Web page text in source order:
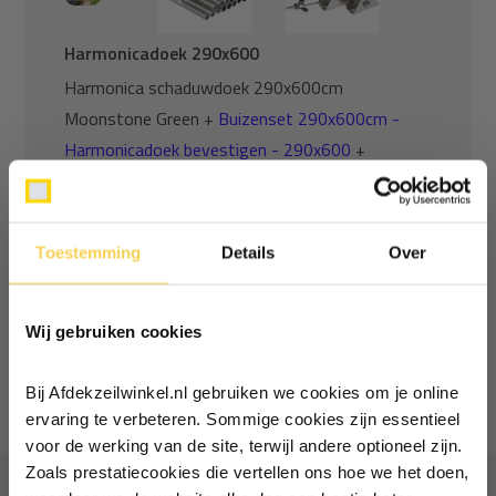
Toestemming Details Over
Wij gebruiken cookies
Bij Afdekzeilwinkel.nl gebruiken we cookies om je online
ervaring te verbeteren. Sommige cookies zijn essentieel
voor de werking van de site, terwijl andere optioneel zijn.
Zoals prestatiecookies die vertellen ons hoe we het doen,
Harmonicadoek 290x600
Harmonica schaduwdoek 290x600cm
Moonstone Green + Buizenset 290x600cm -
Harmonicadoek bevestigen - 290x600 +
Staaldraad bevestigingsset harmonicadoek
Combideal:
Ontvang €5,- korting!
Schrijf je in voor de nieuwsbrief en
Vul je e-mailadres in‍⁪⁪
Particulier Zakelijk